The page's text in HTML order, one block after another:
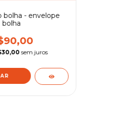
bolha - envelope
bolha
sem juros